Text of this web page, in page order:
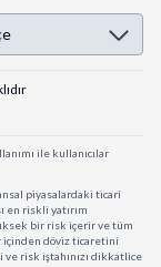
ile kullanıcılar
piyasalardaki ticari
riskli yatırım
bir risk içerir ve tüm
içinden döviz ticaretini
risk iştahınızı dikkatlice